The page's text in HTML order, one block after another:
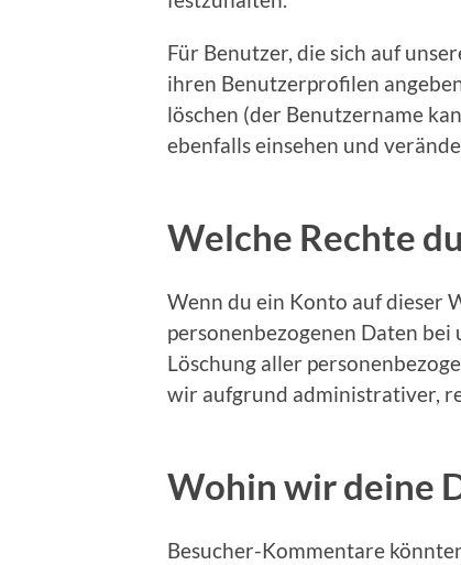
Für Benutzer, die sich auf
ihren Benutzerprofilen
löschen (der Benutzername
ebenfalls einsehen und
Welche Rechte
Wenn du ein Konto auf dieser
personenbezogenen Daten
Löschung aller
wir aufgrund administrativer,
Wohin wir deine
Besucher-Kommentare